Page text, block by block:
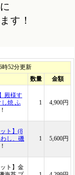
す！